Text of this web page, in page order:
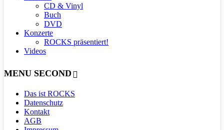
CD & Vinyl
Buch
DVD
Konzerte
ROCKS präsentiert!
Videos
MENU SECOND
Das ist ROCKS
Datenschutz
Kontakt
AGB